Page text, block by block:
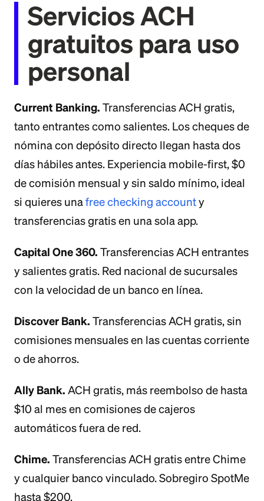
Servicios ACH
gratuitos para uso
personal
Current Banking. Transferencias ACH gratis,
tanto entrantes como salientes. Los cheques de
nómina con depósito directo llegan hasta dos
días hábiles antes. Experiencia mobile-first, $0
de comisión mensual y sin saldo mínimo, ideal
si quieres unafree checking accounty
transferencias gratis en una sola app.
Capital One 360. Transferencias ACH entrantes
y salientes gratis. Red nacional de sucursales
con la velocidad de un banco en línea.
Discover Bank. Transferencias ACH gratis, sin
comisiones mensuales en las cuentas corriente
o de ahorros.
Ally Bank. ACH gratis, más reembolso de hasta
$10 al mes en comisiones de cajeros
automáticos fuera de red.
Chime. Transferencias ACH gratis entre Chime
y cualquier banco vinculado. Sobregiro SpotMe
hasta $200.